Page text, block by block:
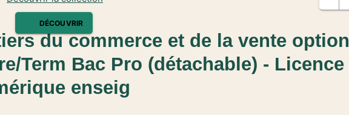
DÉCOUVRIR
du commerce et de la vente option
Term Bac Pro (détachable) - Licence
enseig